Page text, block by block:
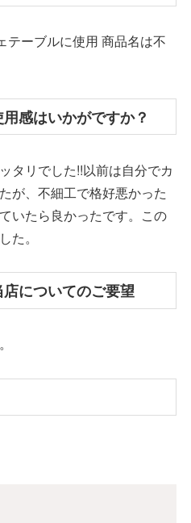
テーブルに使用 商品名は不
感はいかがですか？
タリでした!!以前は自分でカ
が、不細工で格好悪かった
いたら良かったです。この
た。
についてのご要望